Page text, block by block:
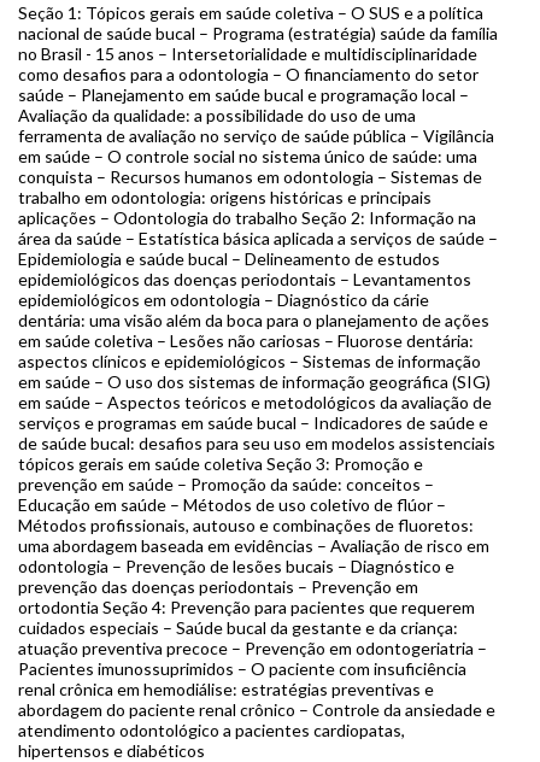
Seção 1: Tópicos gerais em saúde coletiva – O SUS e a política
nacional de saúde bucal – Programa (estratégia) saúde da família
no Brasil - 15 anos – Intersetorialidade e multidisciplinaridade
como desafios para a odontologia – O financiamento do setor
saúde – Planejamento em saúde bucal e programação local –
Avaliação da qualidade: a possibilidade do uso de uma
ferramenta de avaliação no serviço de saúde pública – Vigilância
em saúde – O controle social no sistema único de saúde: uma
conquista – Recursos humanos em odontologia – Sistemas de
trabalho em odontologia: origens históricas e principais
aplicações – Odontologia do trabalho Seção 2: Informação na
área da saúde – Estatística básica aplicada a serviços de saúde –
Epidemiologia e saúde bucal – Delineamento de estudos
epidemiológicos das doenças periodontais – Levantamentos
epidemiológicos em odontologia – Diagnóstico da cárie
dentária: uma visão além da boca para o planejamento de ações
em saúde coletiva – Lesões não cariosas – Fluorose dentária:
aspectos clínicos e epidemiológicos – Sistemas de informação
em saúde – O uso dos sistemas de informação geográfica (SIG)
em saúde – Aspectos teóricos e metodológicos da avaliação de
serviços e programas em saúde bucal – Indicadores de saúde e
de saúde bucal: desafios para seu uso em modelos assistenciais
tópicos gerais em saúde coletiva Seção 3: Promoção e
prevenção em saúde – Promoção da saúde: conceitos –
Educação em saúde – Métodos de uso coletivo de flúor –
Métodos profissionais, autouso e combinações de fluoretos:
uma abordagem baseada em evidências – Avaliação de risco em
odontologia – Prevenção de lesões bucais – Diagnóstico e
prevenção das doenças periodontais – Prevenção em
ortodontia Seção 4: Prevenção para pacientes que requerem
cuidados especiais – Saúde bucal da gestante e da criança:
atuação preventiva precoce – Prevenção em odontogeriatria –
Pacientes imunossuprimidos – O paciente com insuficiência
renal crônica em hemodiálise: estratégias preventivas e
abordagem do paciente renal crônico – Controle da ansiedade e
atendimento odontológico a pacientes cardiopatas,
hipertensos e diabéticos